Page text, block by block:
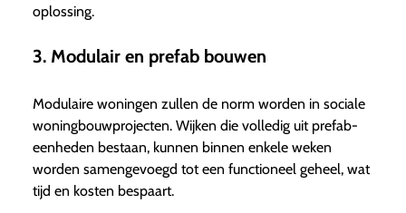
oplossing.
3. Modulair en prefab bouwen
Modulaire woningen zullen de norm worden in sociale
woningbouwprojecten. Wijken die volledig uit prefab-
eenheden bestaan, kunnen binnen enkele weken
worden samengevoegd tot een functioneel geheel, wat
tijd en kosten bespaart.